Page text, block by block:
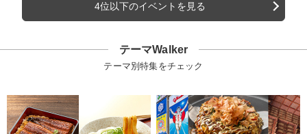
4位以下のイベントを見る
テーマWalker
テーマ別特集をチェック